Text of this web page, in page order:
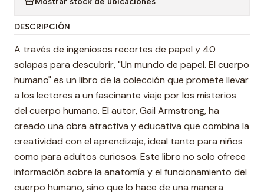
DESCRIPCIÓN
A través de ingeniosos recortes de papel y 40
solapas para descubrir, "Un mundo de papel. El cuerpo
humano" es un libro de la colección que promete llevar
a los lectores a un fascinante viaje por los misterios
del cuerpo humano. El autor, Gail Armstrong, ha
creado una obra atractiva y educativa que combina la
creatividad con el aprendizaje, ideal tanto para niños
como para adultos curiosos. Este libro no solo ofrece
información sobre la anatomía y el funcionamiento del
cuerpo humano, sino que lo hace de una manera